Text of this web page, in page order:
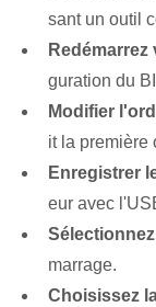
sant un outil
guration du
Modifier
it la première
Enregistrer
eur avec
marrage.
Choisissez